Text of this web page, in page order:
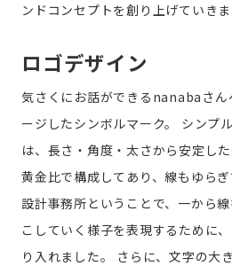
ンドコンセプトを創り上げていきま
ロゴデザイン
気さくにお話ができるnanabaさん
ージしたシンボルマーク。
シンプ
は、長さ・角度・太さから安定し
黄金比で構成してあり、線もゆら
設計事務所ということで、一から
こしていく様子を表現するために
り入れました。
さらに、文字の大